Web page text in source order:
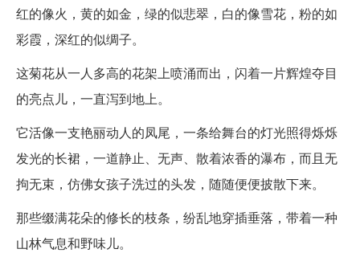
红的像火，黄的如金，绿的似悲翠，白的像雪花，粉的如
彩霞，深红的似绸子。
这菊花从一人多高的花架上喷涌而出，闪着一片辉煌夺目
的亮点儿，一直泻到地上。
它活像一支艳丽动人的凤尾，一条给舞台的灯光照得烁烁
发光的长裙，一道静止、无声、散着浓香的瀑布，而且无
拘无束，仿佛女孩子洗过的头发，随随便便披散下来。
那些缀满花朵的修长的枝条，纷乱地穿插垂落，带着一种
山林气息和野味儿。